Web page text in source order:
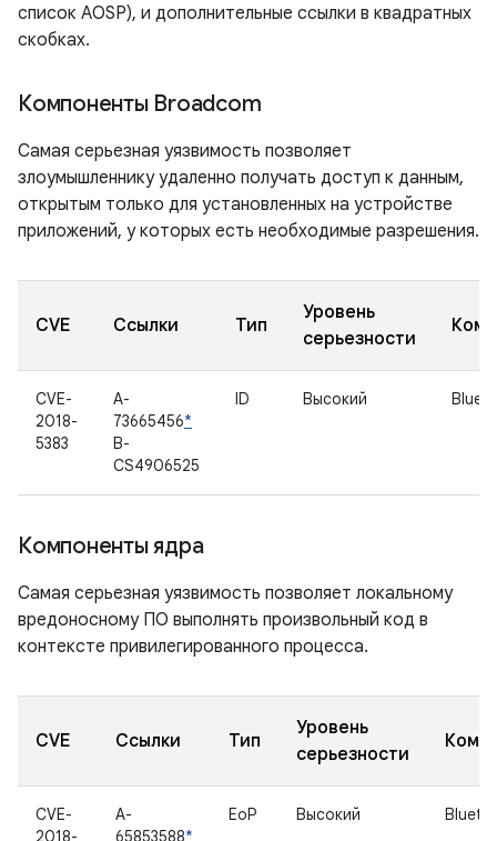
список AOSP), и дополнительные ссылки в квадратных
скобках.
Компоненты Broadcom
Самая серьезная уязвимость позволяет
злоумышленнику удаленно получать доступ к данным,
открытым только для установленных на устройстве
приложений, у которых есть необходимые разрешения.
CVE Ссылки Тип
Уровень
серьезности
CVE-
2018-
5383
A-
73665456*
B-
CS4906525
ID Высокий
Компоненты ядра
Самая серьезная уязвимость позволяет локальному
вредоносному ПО выполнять произвольный код в
контексте привилегированного процесса.
CVE Ссылки Тип
Уровень
серьезности
CVE-
2018-
A-
65853588*
EoP Высокий